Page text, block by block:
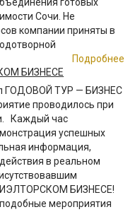
Сочи. Не
компании приняты в
Подробнее
БИЗНЕСЕ
ГОДОВОЙ ТУР — БИЗНЕС
проводилось при
Каждый час
успешных
информация,
в реальном
БИЗНЕСЕ!
мероприятия